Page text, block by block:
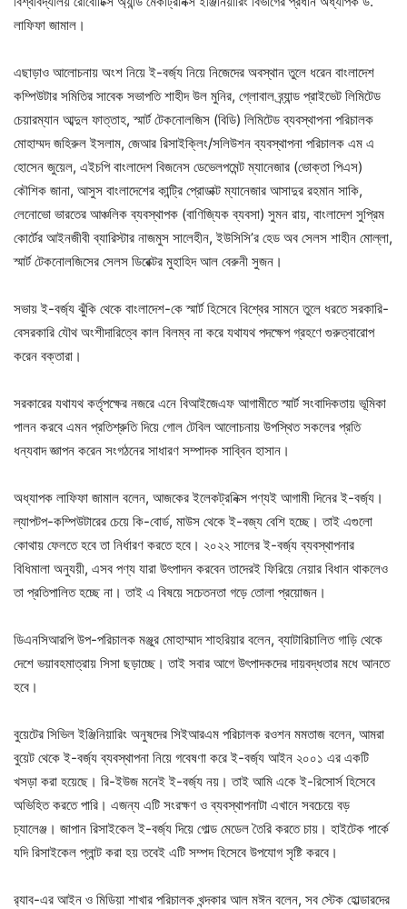
লাফিফা জামাল।
এছাড়াও আলোচনায় অংশ নিয়ে ই-বর্জ্য নিয়ে নিজেদের অবস্থান তুলে ধরেন বাংলাদেশ
কম্পিউটার সমিতির সাবেক সভাপতি শাহীদ উল মুনির, গ্লোবাল ব্র্যান্ড প্রাইভেট লিমিটেড
চেয়ারম্যান আব্দুল ফাত্তাহ, স্মার্ট টেকনোলজিস (বিডি) লিমিটেড ব্যবস্থাপনা পরিচালক
মোহাম্মদ জহিরুল ইসলাম, জেআর রিসাইক্লিং/সলিউশন ব্যবস্থাপনা পরিচালক এম এ
হোসেন জুয়েল, এইচপি বাংলাদেশ বিজনেস ডেভেলপমেন্ট ম্যানেজার (ভোক্তা পিএস)
কৌশিক জানা, আসুস বাংলাদেশের কান্ট্রি প্রোডাক্ট ম্যানেজার আসাদুর রহমান সাকি,
লেনোভো ভারতের আঞ্চলিক ব্যবস্থাপক (বাণিজ্যিক ব্যবসা) সুমন রায়, বাংলাদেশ সুপ্রিম
কোর্টের আইনজীবী ব্যারিস্টার নাজমুস সালেহীন, ইউসিসি’র হেড অব সেলস শাহীন মোল্লা,
স্মার্ট টেকনোলজিসের সেলস ডিরেক্টর মুহাহিদ আল বেরুনী সুজন।
সভায় ই-বর্জ্য ঝুঁকি থেকে বাংলাদেশ-কে স্মার্ট হিসেবে বিশ্বের সামনে তুলে ধরতে সরকারি-
বেসরকারি যৌথ অংশীদারিত্বে কাল বিলম্ব না করে যথাযথ পদক্ষেপ গ্রহণে গুরুত্বারোপ
করেন বক্তারা।
সরকারের যথাযথ কর্তৃপক্ষের নজরে এনে বিআইজেএফ আগামীতে স্মার্ট সংবাদিকতায় ভূমিকা
পালন করবে এমন প্রতিশ্রুতি দিয়ে গোল টেবিল আলোচনায় উপস্থিত সকলের প্রতি
ধন্যবাদ জ্ঞাপন করেন সংগঠনের সাধারণ সম্পাদক সাব্বিন হাসান।
অধ্যাপক লাফিফা জামাল বলেন, আজকের ইলেকট্রনিক্স পণ্যই আগামী দিনের ই-বর্জ্য।
ল্যাপটপ-কম্পিউটারের চেয়ে কি-বোর্ড, মাউস থেকে ই-বজ্য বেশি হচ্ছে। তাই এগুলো
কোথায় ফেলতে হবে তা নির্ধারণ করতে হবে। ২০২২ সালের ই-বর্জ্য ব্যবস্থাপনার
বিধিমালা অনুযয়ী, এসব পণ্য যারা উৎপাদন করবেন তাদেরই ফিরিয়ে নেয়ার বিধান থাকলেও
তা প্রতিপালিত হচ্ছে না। তাই এ বিষয়ে সচেতনতা গড়ে তোলা প্রয়োজন।
ডিএনসিআরপি উপ-পরিচালক মঞ্জুর মোহাম্মাদ শাহরিয়ার বলেন, ব্যাটারিচালিত গাড়ি থেকে
দেশে ভয়াবহমাত্রায় সিসা ছড়াচ্ছে। তাই সবার আগে উৎপাদকদের দায়বদ্ধতার মধে আনতে
হবে।
বুয়েটের সিভিল ইঞ্জিনিয়ারিং অনুষদের সিইআরএম পরিচালক রওশন মমতাজ বলেন, আমরা
বুয়েট থেকে ই-বর্জ্য ব্যবস্থাপনা নিয়ে গবেষণা করে ই-বর্জ্য আইন ২০০১ এর একটি
খসড়া করা হয়েছে। রি-ইউজ মনেই ই-বর্জ্য নয়। তাই আমি একে ই-রিসোর্স হিসেবে
অভিহিত করতে পারি। এজন্য এটি সংরক্ষণ ও ব্যবস্থাপনাটা এখানে সবচেয়ে বড়
চ্যালেঞ্জ। জাপান রিসাইকেল ই-বর্জ্য দিয়ে গোল্ড মেডেল তৈরি করতে চায়। হাইটেক পার্কে
যদি রিসাইকেল প্লান্ট করা হয় তবেই এটি সম্পদ হিসেবে উপযোগ সৃষ্টি করবে।
র‌্যাব-এর আইন ও মিডিয়া শাখার পরিচালক খন্দকার আল মঈন বলেন, সব স্টেক হোল্ডারদের